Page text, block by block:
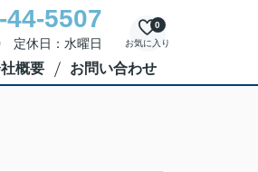
44-5507
定休日：水曜日 お気に入り
0
概要 お問い合わせ